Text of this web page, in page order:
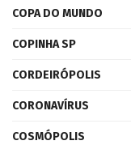
COPA DO MUNDO
COPINHA SP
CORDEIRÓPOLIS
CORONAVÍRUS
COSMÓPOLIS